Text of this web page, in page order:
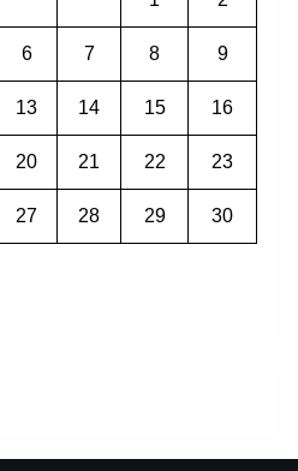
6 7 8 9
13 14 15 16
20 21 22 23
27 28 29 30